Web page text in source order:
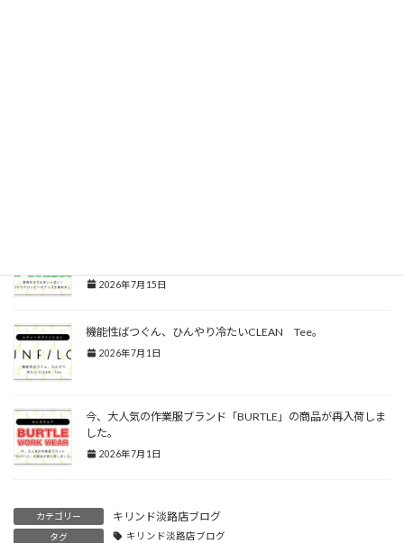
2026年7月15日
機能性ばつぐん、ひんやり冷たいCLEAN Tee。
2026年7月1日
今、大人気の作業服ブランド「BURTLE」の商品が再入荷しま
した。
2026年7月1日
カテゴリー キリンド淡路店ブログ
タグ キリンド淡路店ブログ